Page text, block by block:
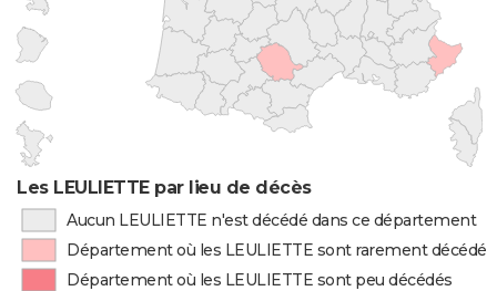
Les LEULIETTE par lieu de décès
Aucun LEULIETTE n'est décédé dans ce département
Département où les LEULIETTE sont rarement décédés
Département où les LEULIETTE sont peu décédés